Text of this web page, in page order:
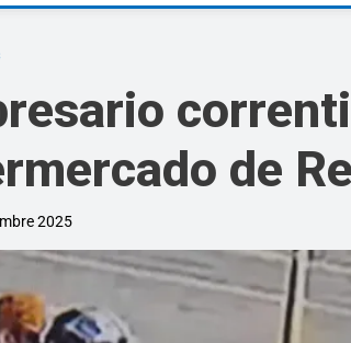
de
2025